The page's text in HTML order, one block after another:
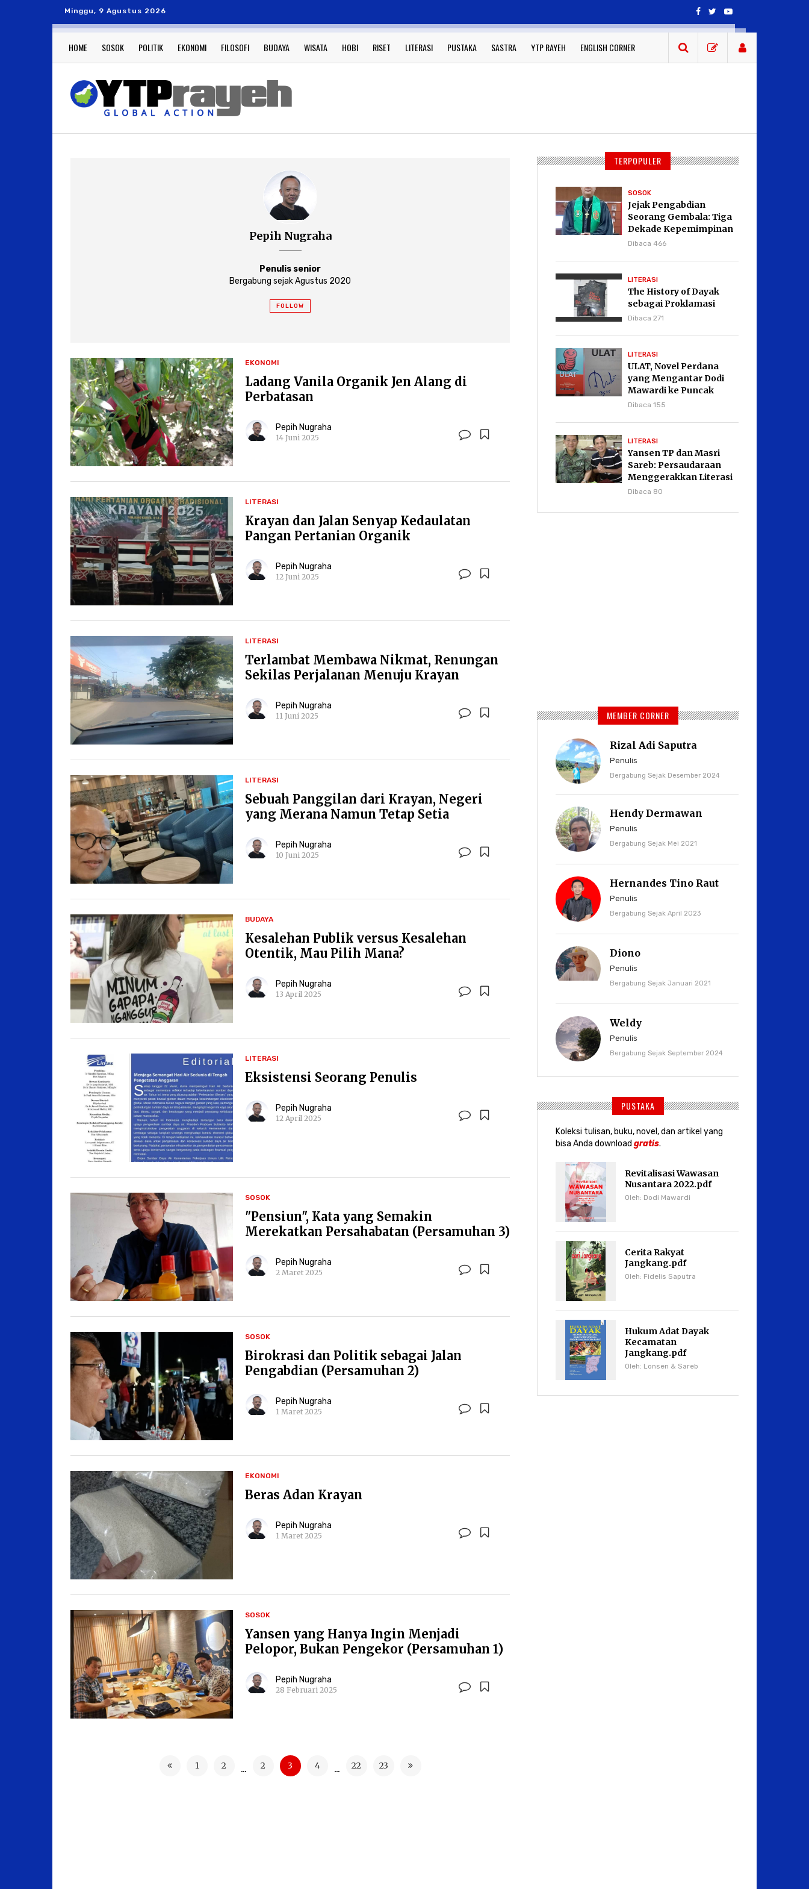
Minggu, 9 Agustus 2026
HOME SOSOK POLITIK EKONOMI FILOSOFI BUDAYA WISATA HOBI RISET LITERASI PUSTAKA SASTRA YTP RAYEH ENGLISH CORNER
Pepih Nugraha
Penulis senior
Bergabung sejak Agustus 2020
FOLLOW
EKONOMI
Ladang Vanila Organik Jen Alang di
Perbatasan
Pepih Nugraha
14 Juni 2025
LITERASI
Krayan dan Jalan Senyap Kedaulatan
Pangan Pertanian Organik
Pepih Nugraha
12 Juni 2025
LITERASI
Terlambat Membawa Nikmat, Renungan
Sekilas Perjalanan Menuju Krayan
Pepih Nugraha
11 Juni 2025
LITERASI
Sebuah Panggilan dari Krayan, Negeri
yang Merana Namun Tetap Setia
Pepih Nugraha
10 Juni 2025
BUDAYA
Kesalehan Publik versus Kesalehan
Otentik, Mau Pilih Mana?
Pepih Nugraha
13 April 2025
LITERASI
Eksistensi Seorang Penulis
Pepih Nugraha
12 April 2025
SOSOK
"Pensiun", Kata yang Semakin
Merekatkan Persahabatan (Persamuhan 3)
Pepih Nugraha
2 Maret 2025
SOSOK
Birokrasi dan Politik sebagai Jalan
Pengabdian (Persamuhan 2)
Pepih Nugraha
1 Maret 2025
EKONOMI
Beras Adan Krayan
Pepih Nugraha
1 Maret 2025
SOSOK
Yansen yang Hanya Ingin Menjadi
Pelopor, Bukan Pengekor (Persamuhan 1)
Pepih Nugraha
28 Februari 2025
1 2 ... 2 3 4 ... 22 23
TERPOPULER
SOSOK
Jejak Pengabdian
Seorang Gembala: Tiga
Dekade Kepemimpinan
Pdt. Dr. Yulius Daud di
Dibaca 466
LITERASI
The History of Dayak
sebagai Proklamasi
Dibaca 271
LITERASI
ULAT, Novel Perdana
yang Mengantar Dodi
Mawardi ke Puncak
Karier Kepenulisan
Dibaca 155
LITERASI
Yansen TP dan Masri
Sareb: Persaudaraan
Menggerakkan Literasi
Borneo
Dibaca 80
MEMBER CORNER
Rizal Adi Saputra
Penulis
Bergabung Sejak Desember 2024
Hendy Dermawan
Penulis
Bergabung Sejak Mei 2021
Hernandes Tino Raut
Penulis
Bergabung Sejak April 2023
Diono
Penulis
Bergabung Sejak Januari 2021
Weldy
Penulis
Bergabung Sejak September 2024
PUSTAKA
Koleksi tulisan, buku, novel, dan artikel yang
bisa Anda download gratis.
Revitalisasi Wawasan
Nusantara 2022.pdf
Oleh: Dodi Mawardi
Cerita Rakyat
Jangkang.pdf
Oleh: Fidelis Saputra
Hukum Adat Dayak
Kecamatan
Jangkang.pdf
Oleh: Lonsen & Sareb